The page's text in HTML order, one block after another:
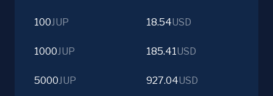
100JUP 18.54USD
1000JUP 185.41USD
5000JUP 927.04USD